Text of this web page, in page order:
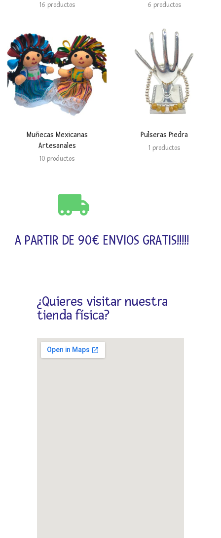
16 productos 6 productos
Muñecas Mexicanas
Artesanales
10 productos
Pulseras Piedra
1 productos
A PARTIR DE 90€ ENVIOS GRATIS!!!!!
¿Quieres visitar nuestra
tienda física?